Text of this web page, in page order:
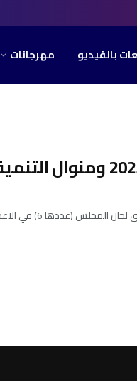
بالفيديو مهرجانات
(عددها 6) في الاعداد ...